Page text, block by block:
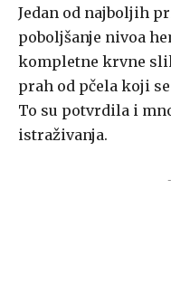
Jedan od najboljih
poboljšanje nivoa
kompletne krvne
prah od pčela koji
To su potvrdila i
istraživanja.